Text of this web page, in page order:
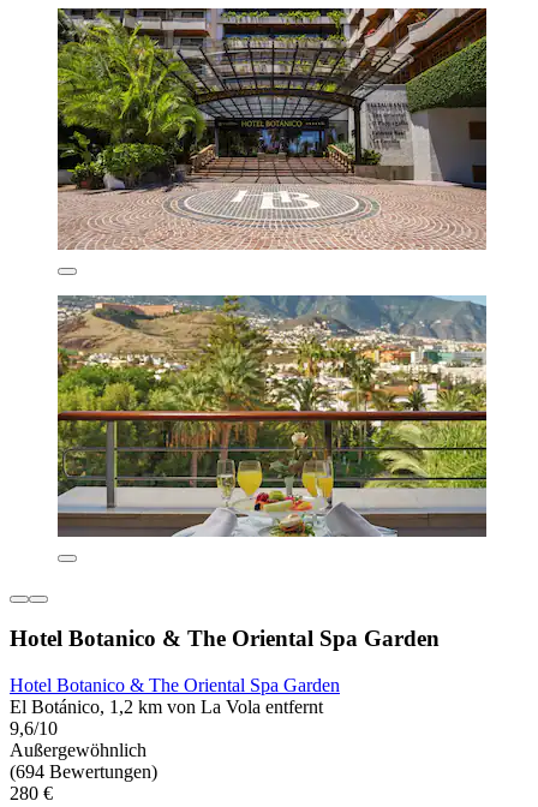
Hotel Botanico & The Oriental Spa Garden
Hotel Botanico & The Oriental Spa Garden
El Botánico, 1,2 km von La Vola entfernt
9,6/10
Außergewöhnlich
(694 Bewertungen)
280 €